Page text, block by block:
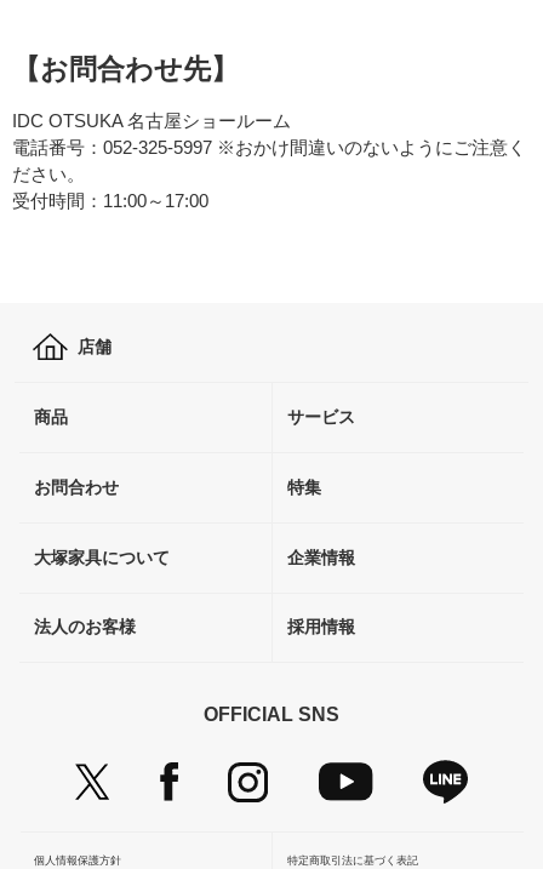
【お問合わせ先】
IDC OTSUKA 名古屋ショールーム
電話番号：052-325-5997 ※おかけ間違いのないようにご注意く
ださい。
受付時間：11:00～17:00
店舗
商品 サービス
お問合わせ 特集
大塚家具について 企業情報
法人のお客様 採用情報
OFFICIAL SNS
個人情報保護方針 特定商取引法に基づく表記